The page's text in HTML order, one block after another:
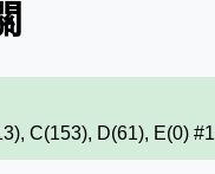
C(153), D(61), E(0)